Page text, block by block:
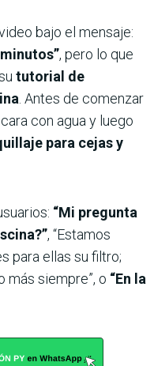
bajo el mensaje:
, pero lo que
tutorial de
. Antes de comenzar
con agua y luego
para cejas y
“Mi pregunta
, “Estamos
para ellas su filtro;
más siempre”, o “En la